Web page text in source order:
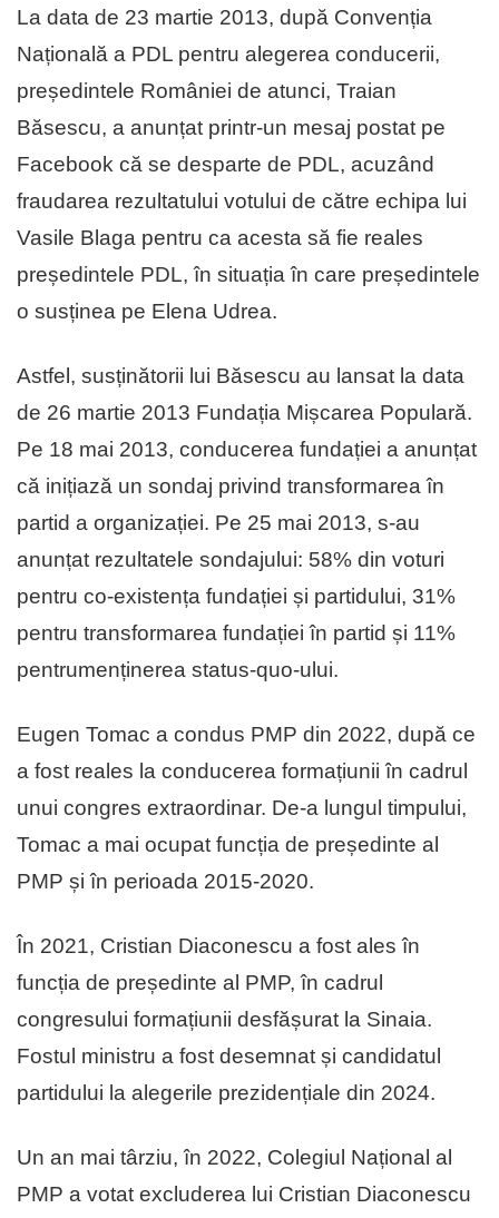
La data de 23 martie 2013, după Convenția
Națională a PDL pentru alegerea conducerii,
președintele României de atunci, Traian
Băsescu, a anunțat printr-un mesaj postat pe
Facebook că se desparte de PDL, acuzând
fraudarea rezultatului votului de către echipa lui
Vasile Blaga pentru ca acesta să fie reales
președintele PDL, în situația în care președintele
o susținea pe Elena Udrea.
Astfel, susținătorii lui Băsescu au lansat la data
de 26 martie 2013 Fundația Mișcarea Populară.
Pe 18 mai 2013, conducerea fundației a anunțat
că inițiază un sondaj privind transformarea în
partid a organizației. Pe 25 mai 2013, s-au
anunțat rezultatele sondajului: 58% din voturi
pentru co-existența fundației și partidului, 31%
pentru transformarea fundației în partid și 11%
pentrumenținerea status-quo-ului.
Eugen Tomac a condus PMP din 2022, după ce
a fost reales la conducerea formațiunii în cadrul
unui congres extraordinar. De-a lungul timpului,
Tomac a mai ocupat funcția de președinte al
PMP și în perioada 2015-2020.
În 2021, Cristian Diaconescu a fost ales în
funcția de președinte al PMP, în cadrul
congresului formațiunii desfășurat la Sinaia.
Fostul ministru a fost desemnat și candidatul
partidului la alegerile prezidențiale din 2024.
Un an mai târziu, în 2022, Colegiul Național al
PMP a votat excluderea lui Cristian Diaconescu